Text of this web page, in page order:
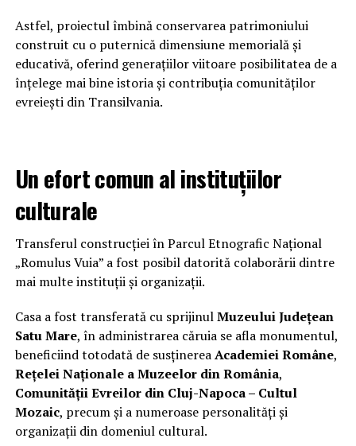
Astfel, proiectul îmbină conservarea patrimoniului
construit cu o puternică dimensiune memorială și
educativă, oferind generațiilor viitoare posibilitatea de a
înțelege mai bine istoria și contribuția comunităților
evreiești din Transilvania.
Un efort comun al instituțiilor
culturale
Transferul construcției în Parcul Etnografic Național
„Romulus Vuia” a fost posibil datorită colaborării dintre
mai multe instituții și organizații.
Casa a fost transferată cu sprijinulMuzeului Județean
Satu Mare, în administrarea căruia se afla monumentul,
beneficiind totodată de susținereaAcademiei Române,
Rețelei Naționale a Muzeelor din România,
Comunității Evreilor din Cluj-Napoca – Cultul
Mozaic, precum și a numeroase personalități și
organizații din domeniul cultural.